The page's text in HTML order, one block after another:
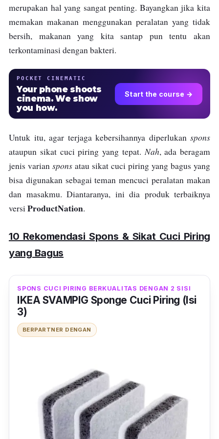
merupakan hal yang sangat penting. Bayangkan jika kita
memakan makanan menggunakan peralatan yang tidak
bersih, makanan yang kita santap pun tentu akan
terkontaminasi dengan bakteri.
POCKET CINEMATIC
Your phone shoots
cinema. We show
you how.
Start the course →
Untuk itu, agar terjaga kebersihannya diperlukan spons
ataupun sikat cuci piring yang tepat.Nah, ada beragam
jenis varian spons atau sikat cuci piring yang bagus yang
bisa digunakan sebagai teman mencuci peralatan makan
dan masakmu. Diantaranya, ini dia produk terbaiknya
versiProductNation.
10 Rekomendasi Spons & Sikat Cuci Piring
yang Bagus
SPONS CUCI PIRING BERKUALITAS DENGAN 2 SISI
IKEA SVAMPIG Sponge Cuci Piring (Isi
3)
BERPARTNER DENGAN